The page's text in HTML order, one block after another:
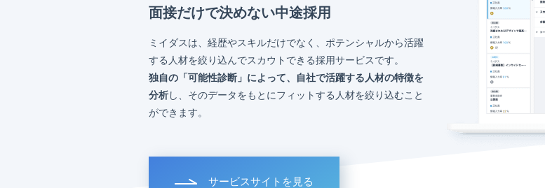
面接だけで決めない中途採用
ミイダスは、経歴やスキルだけでなく、ポテンシャルから活躍
する人材を絞り込んでスカウトできる採用サービスです。
独自の「可能性診断」によって、自社で活躍する人材の特徴を
分析し、そのデータをもとにフィットする人材を絞り込むこと
ができます。
サービスサイトを見る